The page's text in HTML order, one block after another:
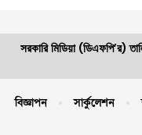
সরকারি মিডিয়া (ডিএফপি’র)
বিজ্ঞাপন সার্কুলেশন